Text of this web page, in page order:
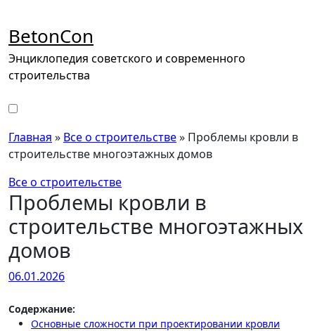
содержимому
BetonCon
Энциклопедия советского и современного
строительства
Главная » Все о строительстве» Проблемы кровли в
строительстве многоэтажных домов
Все о строительстве
Проблемы кровли в
строительстве многоэтажных
домов
06.01.2026
Содержание:
Основные сложности при проектировании кровли